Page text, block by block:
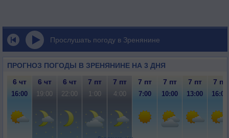
Прослушать погоду в Зренянине
ПРОГНОЗ ПОГОДЫ В ЗРЕНЯНИНЕ НА 3 ДНЯ
6 чт 6 чт 6 чт 7 пт 7 пт 7 пт 7 пт 7 пт 7 пт
16:00 19:00 22:00 1:00 4:00 7:00 10:00 13:00 16:00